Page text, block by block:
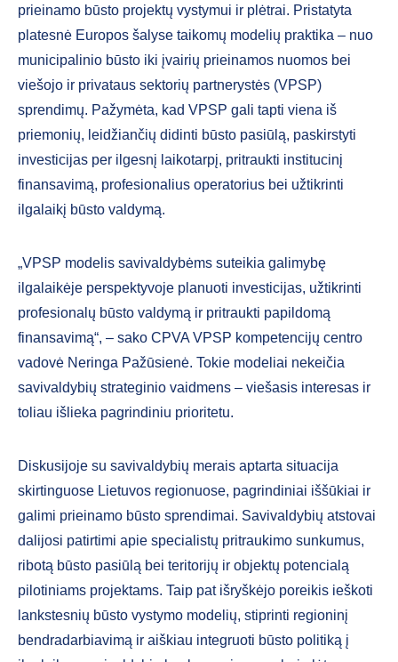
prieinamo būsto projektų vystymui ir plėtrai. Pristatyta
platesnė Europos šalyse taikomų modelių praktika – nuo
municipalinio būsto iki įvairių prieinamos nuomos bei
viešojo ir privataus sektorių partnerystės (VPSP)
sprendimų. Pažymėta, kad VPSP gali tapti viena iš
priemonių, leidžiančių didinti būsto pasiūlą, paskirstyti
investicijas per ilgesnį laikotarpį, pritraukti institucinį
finansavimą, profesionalius operatorius bei užtikrinti
ilgalaikį būsto valdymą.
„VPSP modelis savivaldybėms suteikia galimybę
ilgalaikėje perspektyvoje planuoti investicijas, užtikrinti
profesionalų būsto valdymą ir pritraukti papildomą
finansavimą“, – sako CPVA VPSP kompetencijų centro
vadovė Neringa Pažūsienė. Tokie modeliai nekeičia
savivaldybių strateginio vaidmens – viešasis interesas ir
toliau išlieka pagrindiniu prioritetu.
Diskusijoje su savivaldybių merais aptarta situacija
skirtinguose Lietuvos regionuose, pagrindiniai iššūkiai ir
galimi prieinamo būsto sprendimai. Savivaldybių atstovai
dalijosi patirtimi apie specialistų pritraukimo sunkumus,
ribotą būsto pasiūlą bei teritorijų ir objektų potencialą
pilotiniams projektams. Taip pat išryškėjo poreikis ieškoti
lankstesnių būsto vystymo modelių, stiprinti regioninį
bendradarbiavimą ir aiškiau integruoti būsto politiką į